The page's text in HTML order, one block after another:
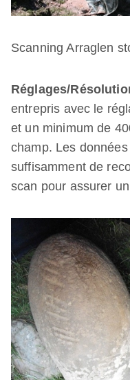
Scanning Arraglen
Réglages/
entrepris avec le
et un minimum de
champ. Les
suffisamment de
scan pour assurer